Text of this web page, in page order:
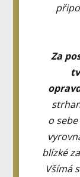
Za
o
blízké
Všímá